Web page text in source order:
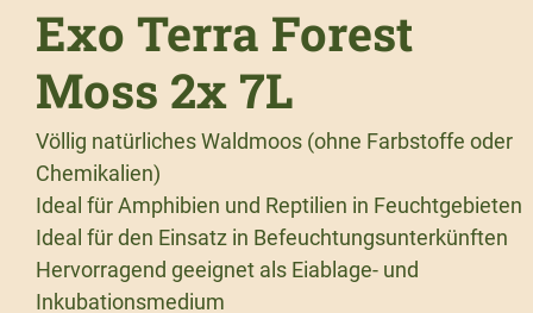
Exo Terra Forest
Moss 2x 7L
Völlig natürliches Waldmoos (ohne Farbstoffe oder
Chemikalien)
Ideal für Amphibien und Reptilien in Feuchtgebieten
Ideal für den Einsatz in Befeuchtungsunterkünften
Hervorragend geeignet als Eiablage- und
Inkubationsmedium